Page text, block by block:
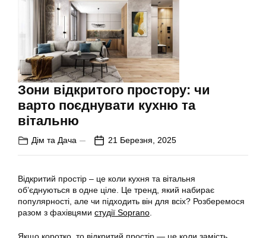
Зони відкритого простору: чи
варто поєднувати кухню та
вітальню
Дім та Дача 21 Березня, 2025
Відкритий простір – це коли кухня та вітальня
об’єднуються в одне ціле. Це тренд, який набирає
популярності, але чи підходить він для всіх? Розберемося
разом з фахівцями студії Soprano.